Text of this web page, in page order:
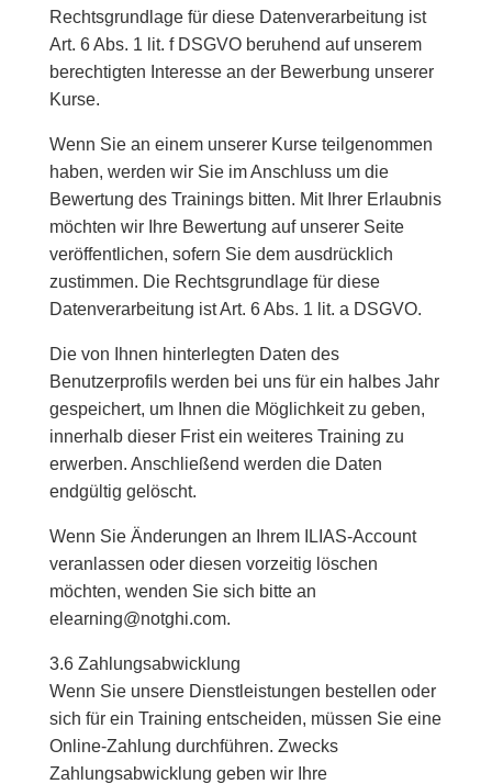
Rechtsgrundlage für diese Datenverarbeitung ist
Art. 6 Abs. 1 lit. f DSGVO beruhend auf unserem
berechtigten Interesse an der Bewerbung unserer
Kurse.
Wenn Sie an einem unserer Kurse teilgenommen
haben, werden wir Sie im Anschluss um die
Bewertung des Trainings bitten. Mit Ihrer Erlaubnis
möchten wir Ihre Bewertung auf unserer Seite
veröffentlichen, sofern Sie dem ausdrücklich
zustimmen. Die Rechtsgrundlage für diese
Datenverarbeitung ist Art. 6 Abs. 1 lit. a DSGVO.
Die von Ihnen hinterlegten Daten des
Benutzerprofils werden bei uns für ein halbes Jahr
gespeichert, um Ihnen die Möglichkeit zu geben,
innerhalb dieser Frist ein weiteres Training zu
erwerben. Anschließend werden die Daten
endgültig gelöscht.
Wenn Sie Änderungen an Ihrem ILIAS-Account
veranlassen oder diesen vorzeitig löschen
möchten, wenden Sie sich bitte an
elearning@notghi.com.
3.6 Zahlungsabwicklung
Wenn Sie unsere Dienstleistungen bestellen oder
sich für ein Training entscheiden, müssen Sie eine
Online-Zahlung durchführen. Zwecks
Zahlungsabwicklung geben wir Ihre